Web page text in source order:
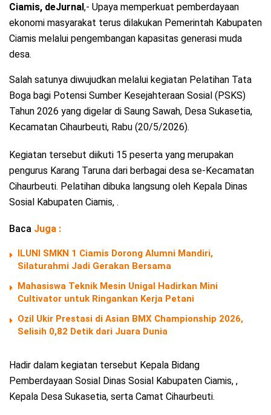
Ciamis, deJurnal,- Upaya memperkuat pemberdayaan
ekonomi masyarakat terus dilakukan Pemerintah Kabupaten
Ciamis melalui pengembangan kapasitas generasi muda
desa.
Salah satunya diwujudkan melalui kegiatan Pelatihan Tata
Boga bagi Potensi Sumber Kesejahteraan Sosial (PSKS)
Tahun 2026 yang digelar di Saung Sawah, Desa Sukasetia,
Kecamatan Cihaurbeuti, Rabu (20/5/2026).
Kegiatan tersebut diikuti 15 peserta yang merupakan
pengurus Karang Taruna dari berbagai desa se-Kecamatan
Cihaurbeuti. Pelatihan dibuka langsung oleh Kepala Dinas
Sosial Kabupaten Ciamis, .
Baca Juga :
ILUNI SMKN 1 Ciamis Dorong Alumni Mandiri,
Silaturahmi Jadi Gerakan Bersama
Mahasiswa Teknik Mesin Unigal Hadirkan Mini
Cultivator untuk Ringankan Kerja Petani
Ozil Ukir Prestasi di Asian BMX Championship 2026,
Selisih 0,82 Detik dari Juara Dunia
Hadir dalam kegiatan tersebut Kepala Bidang
Pemberdayaan Sosial Dinas Sosial Kabupaten Ciamis, ,
Kepala Desa Sukasetia, serta Camat Cihaurbeuti.